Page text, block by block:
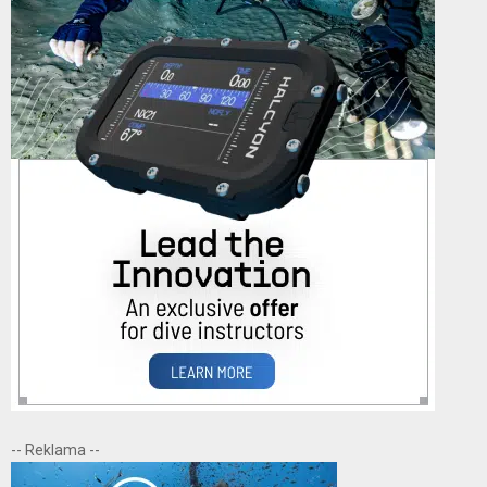
-- Reklama --